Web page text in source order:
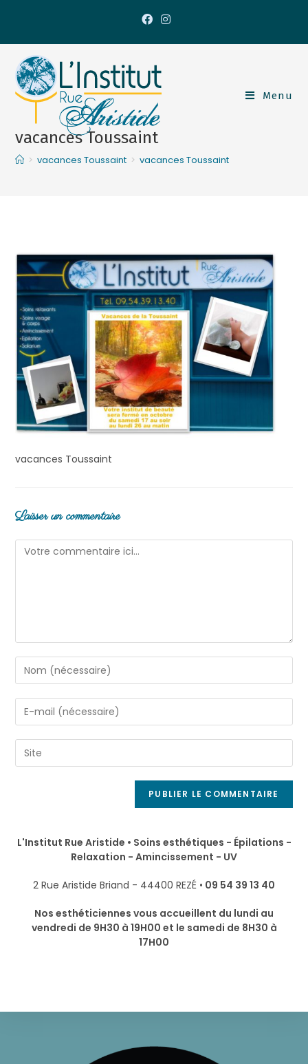
Menu
vacances Toussaint
> vacances Toussaint > vacances Toussaint
vacances Toussaint
Laisser un commentaire
L'Institut Rue Aristide • Soins esthétiques - Épilations -
Relaxation - Amincissement - UV
2 Rue Aristide Briand - 44400 REZÉ • 09 54 39 13 40
Nos esthéticiennes vous accueillent du lundi au
vendredi de 9H30 à 19H00 et le samedi de 8H30 à
17H00